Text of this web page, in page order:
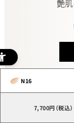
N16
7,700円（税込）
艶